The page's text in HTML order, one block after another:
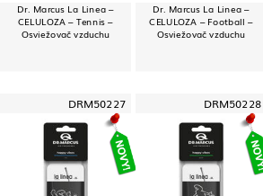
Dr. Marcus La Linea –
CELULOZA – Tennis –
Osviežovač vzduchu
Dr. Marcus La Linea –
CELULOZA – Football –
Osviežovač vzduchu
DRM50227 DRM50228